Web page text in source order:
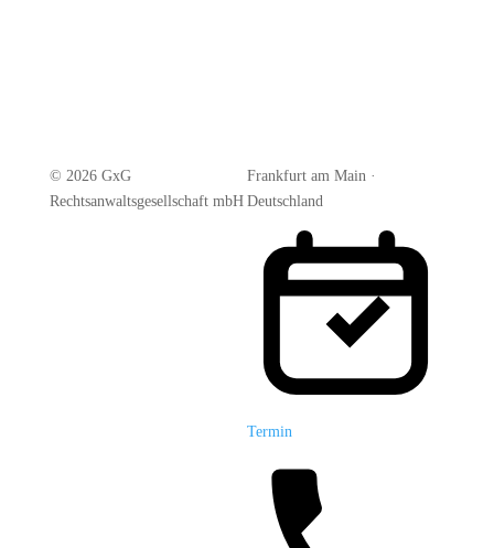
© 2026 GxG
Rechtsanwaltsgesellschaft mbH
Frankfurt am Main ·
Deutschland
Termin